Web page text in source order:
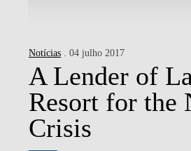
Notícias . 04 julho 2017
A Lender of
Resort for the
Crisis